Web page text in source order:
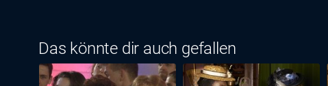
Das könnte dir auch gefallen